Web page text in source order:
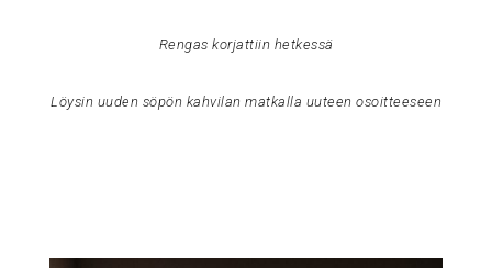
Rengas korjattiin hetkessä
Löysin uuden söpön kahvilan matkalla uuteen osoitteeseen